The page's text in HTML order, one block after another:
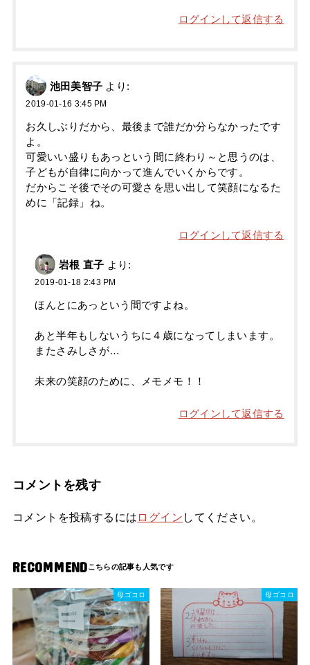
ログインして返信する
池田美智子 より:
2019-01-16 3:45 PM
お久しぶりだから、最後まで誰だか分らなかったです
よ。
可愛いい盛りもあっという間に終わり～と思うのは、
子どもが自律に向かって進んでいくからです。
だからこそ後でその可愛さを思い出して笑顔になるた
めに「記録」ね。
ログインして返信する
岩根 直子 より:
2019-01-18 2:43 PM
ほんとにあっという間ですよね。
あと半年もしないうちに４歳になってしまいます。
またさみしさが…
未来の笑顔のために、メモメモ！！
ログインして返信する
コメントを残す
コメントを投稿するには ログイン してください。
RECOMMEND
母ゴコロ 母ゴコロ